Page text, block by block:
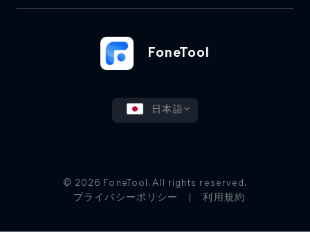
FoneTool
日本語
© 2026 FoneTool. All rights reserved.
プライバシーポリシー
利用規約